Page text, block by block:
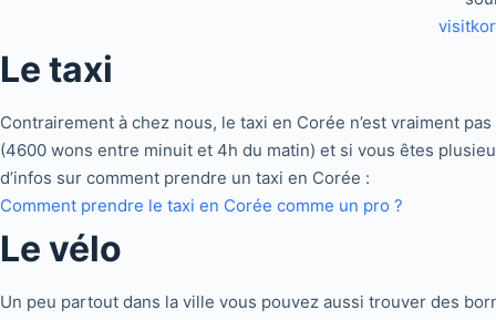
Le taxi
Contrairement à chez nous, le taxi en Corée n’est vraiment
(4600 wons entre minuit et 4h du matin) et si vous êtes
d’infos sur comment prendre un taxi en Corée :
Comment prendre le taxi en Corée comme un pro ?
Le vélo
Un peu partout dans la ville vous pouvez aussi trouver des